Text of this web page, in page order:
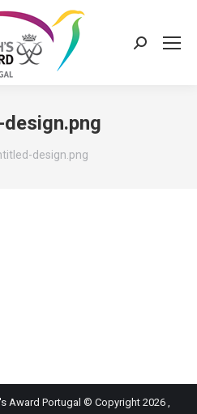
Search:
design.png
Award Portugal © Copyright 2026 ,